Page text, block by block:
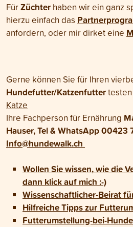
FürZüchter haben wir ein ganz
hierzu einfach das
anfordern, oder mir dirket eine
Gerne können Sie für Ihren
Hundefutter/Katzenfuttertesten
Katze
Ihre Fachperson für Ernährung
Hauser, Tel & WhatsApp 00423
Info@hundewalk.ch
Wollen Sie wissen, wie die
dann klick auf mich :-)
Wissenschaftlicher-Beirat
Hilfreiche Tipps zur
Futterumstellung-bei-